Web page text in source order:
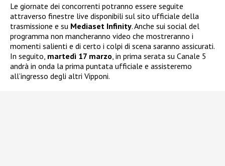
Le giornate dei concorrenti potranno essere seguite
attraverso finestre live disponibili sul sito ufficiale della
trasmissione e su Mediaset Infinity. Anche sui social del
programma non mancheranno video che mostreranno i
momenti salienti e di certo i colpi di scena saranno assicurati.
In seguito, martedì 17 marzo , in prima serata su Canale 5
andrà in onda la prima puntata ufficiale e assisteremo
all’ingresso degli altri Vipponi.